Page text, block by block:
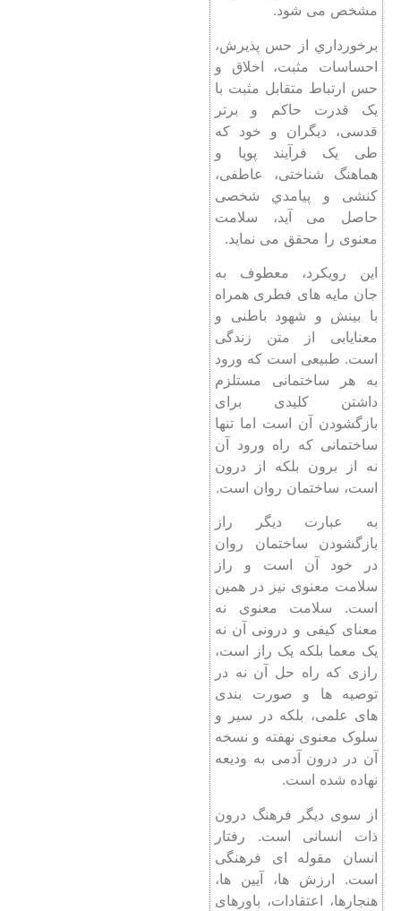
مشخص می شود.
برخورداري از حس پذیرش،
احساسات مثبت، اخلاق و
حس ارتباط متقابل مثبت با
یک قدرت حاکم و برتر
قدسی، دیگران و خود که
طی یک فرآیند پویا و
هماهنگ شناختی، عاطفی،
کنشی و پیامدي شخصی
حاصل می آید، سلامت
معنوی را محقق می نماید.
این رویکرد، معطوف به
جان مایه های فطری همراه
با بینش و شهود باطنی و
معنایابی از متن زندگی
است. طبیعی است که ورود
به هر ساختمانی مستلزم
داشتن کلیدی برای
بازگشودن آن است اما تنها
ساختمانی که راه ورود آن
نه از برون بلکه از درون
است، ساختمان روان است.
به عبارت دیگر راز
بازگشودن ساختمان روان
در خود آن است و راز
سلامت معنوی نیز در همین
است. سلامت معنوی نه
معنای کیفی و درونی آن نه
یک معما بلکه یک راز است،
رازی که راه حل آن نه در
توصیه ها و صورت بندی
های علمی، بلکه در سیر و
سلوک معنوی نهفته و نسخه
آن در درون آدمی به ودیعه
نهاده شده است.
از سوی دیگر فرهنگ درون
ذات انسانی است. رفتار
انسان مقوله ای فرهنگی
است. ارزش ها، آیین ها،
هنجارها، اعتقادات، باورهای